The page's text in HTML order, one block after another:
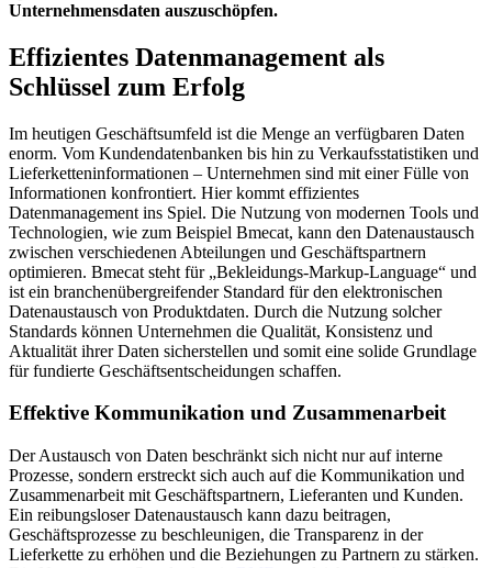
Unternehmensdaten auszuschöpfen.
Effizientes Datenmanagement als
Schlüssel zum Erfolg
Im heutigen Geschäftsumfeld ist die Menge an verfügbaren Daten
enorm. Vom Kundendatenbanken bis hin zu Verkaufsstatistiken und
Lieferketteninformationen – Unternehmen sind mit einer Fülle von
Informationen konfrontiert. Hier kommt effizientes
Datenmanagement ins Spiel. Die Nutzung von modernen Tools und
Technologien, wie zum Beispiel Bmecat, kann den Datenaustausch
zwischen verschiedenen Abteilungen und Geschäftspartnern
optimieren. Bmecat steht für „Bekleidungs-Markup-Language“ und
ist ein branchenübergreifender Standard für den elektronischen
Datenaustausch von Produktdaten. Durch die Nutzung solcher
Standards können Unternehmen die Qualität, Konsistenz und
Aktualität ihrer Daten sicherstellen und somit eine solide Grundlage
für fundierte Geschäftsentscheidungen schaffen.
Effektive Kommunikation und Zusammenarbeit
Der Austausch von Daten beschränkt sich nicht nur auf interne
Prozesse, sondern erstreckt sich auch auf die Kommunikation und
Zusammenarbeit mit Geschäftspartnern, Lieferanten und Kunden.
Ein reibungsloser Datenaustausch kann dazu beitragen,
Geschäftsprozesse zu beschleunigen, die Transparenz in der
Lieferkette zu erhöhen und die Beziehungen zu Partnern zu stärken.